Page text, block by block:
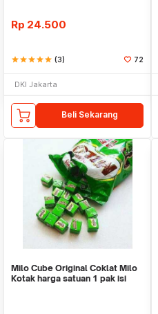
Rp 24.500
starstarstarstarstar (3) 72
DKI Jakarta
Beli Sekarang
Milo Cube Original Coklat Milo
Kotak harga satuan 1 pak isi